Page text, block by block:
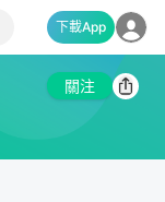
下載App
關注